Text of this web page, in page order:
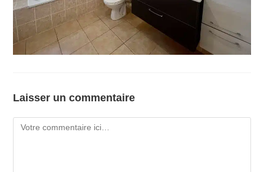
Laisser un commentaire